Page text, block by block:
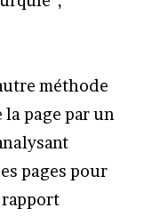
méthode
page par un
pages pour